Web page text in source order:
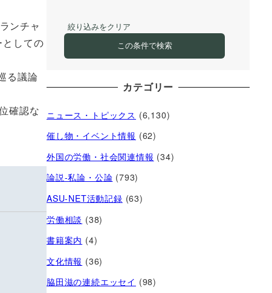
ンチャ
しての
る議論
確認な
絞り込みをクリア
この条件で検索
カテゴリー
ニュース・トピックス (6,130)
催し物・イベント情報 (62)
外国の労働・社会関連情報 (34)
論説-私論・公論 (793)
ASU-NET活動記録 (63)
労働相談 (38)
書籍案内 (4)
文化情報 (36)
脇田滋の連続エッセイ (98)